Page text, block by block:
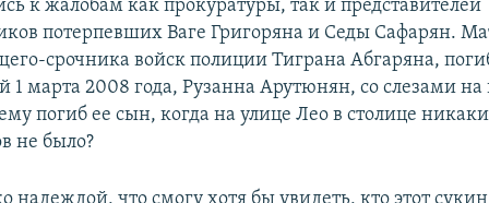
к жалобам как прокуратуры, так и представителей
потерпевших Ваге Григоряна и Седы Сафарян.
срочника войск полиции Тиграна Абгаряна,
1 марта 2008 года, Рузанна Арутюнян, со слезами на
погиб ее сын, когда на улице Лео в столице
не было?